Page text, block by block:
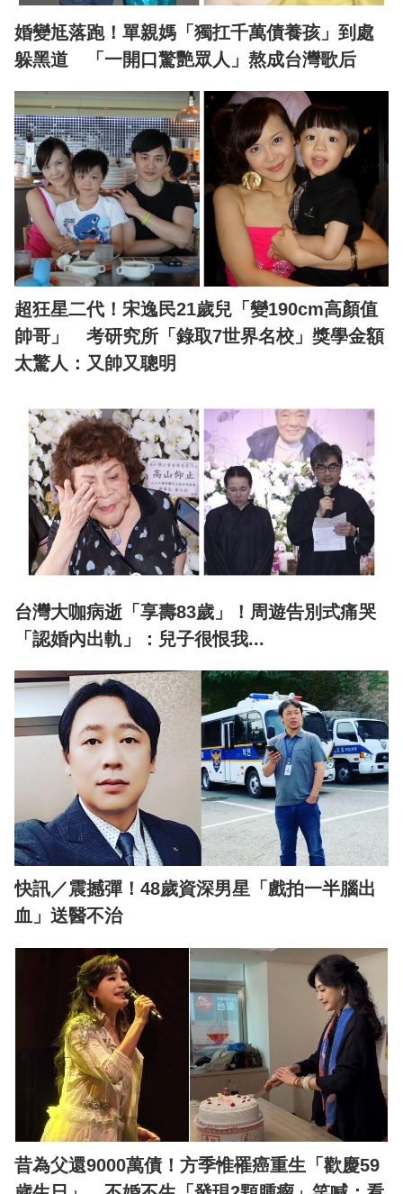
婚變尪落跑！單親媽「獨扛千萬債養孩」到處
躲黑道 「一開口驚艷眾人」熬成台灣歌后
超狂星二代！宋逸民21歲兒「變190cm高顏值
帥哥」 考研究所「錄取7世界名校」獎學金額
太驚人：又帥又聰明
台灣大咖病逝「享壽83歲」！周遊告別式痛哭
「認婚內出軌」：兒子很恨我...
快訊／震撼彈！48歲資深男星「戲拍一半腦出
血」送醫不治
昔為父還9000萬債！方季惟罹癌重生「歡慶59